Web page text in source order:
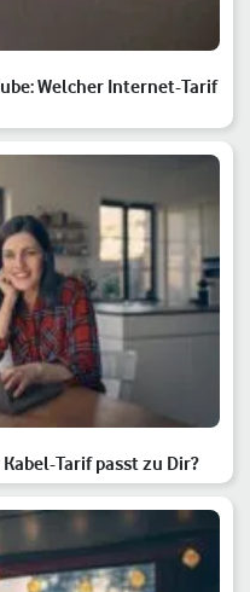
Welcher Internet-Tarif
Tarif passt zu Dir?